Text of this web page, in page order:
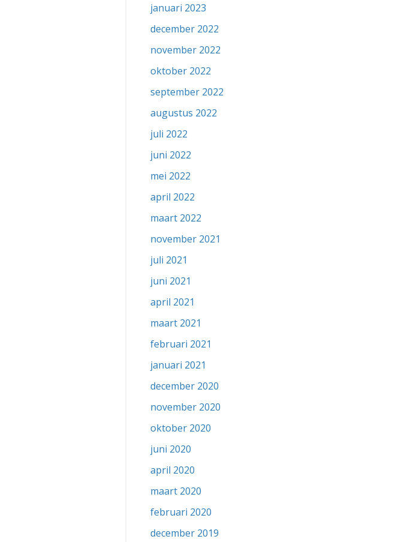
januari 2023
december 2022
november 2022
oktober 2022
september 2022
augustus 2022
juli 2022
juni 2022
mei 2022
april 2022
maart 2022
november 2021
juli 2021
juni 2021
april 2021
maart 2021
februari 2021
januari 2021
december 2020
november 2020
oktober 2020
juni 2020
april 2020
maart 2020
februari 2020
december 2019